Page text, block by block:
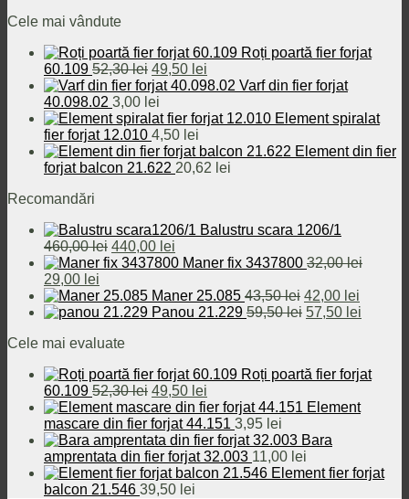
460,00 lei.
a
32,00 lei.
este:
Cele mai vândute
Roți poartă fier forjat
60.109 52,30lei Prețul
inițial
a
fost:
52,30 lei.
49,50 lei
curent
49,50 lei.
Varf din fier forjat
40.098.02 3,00 lei
Element spiralat
fier forjat 12.010 4,50 lei
Element din fier
forjat balcon 21.622 20,62 lei
Recomandări
Balustru scara 1206/1
460,00lei Prețul
inițial
fost:
460,00 lei.
440,00 lei
curent
440,00 lei.
Maner fix 3437800 32,00lei
Prețul
inițial
a
32,00 lei.
29,00 lei
curent
este:
Maner 25.085 43,50lei Prețul
inițial
42,00 lei
curent
Panou 21.229 59,50lei Prețul
59,50 lei.
57,50 lei
Cele mai evaluate
Roți poartă fier forjat
60.109 52,30lei Prețul
inițial
a
fost:
52,30 lei.
49,50 lei
curent
este:
49,50 lei.
Element
mascare din fier forjat 44.151 3,95 lei
Bara
amprentata din fier forjat 32.003 11,00 lei
Element fier forjat
balcon 21.546 39,50 lei